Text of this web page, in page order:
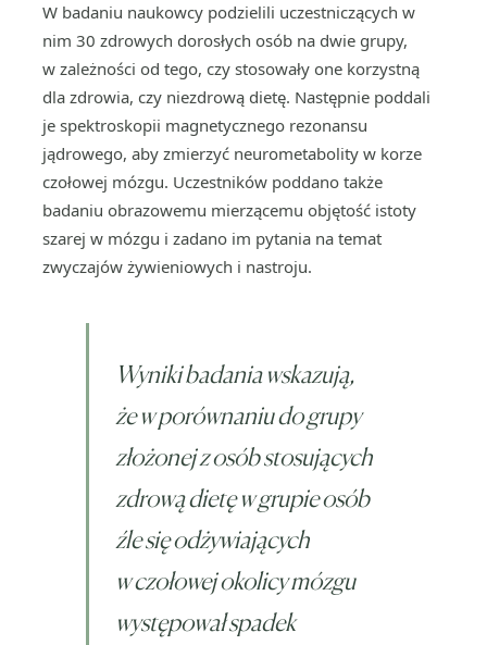
W badaniu naukowcy podzielili uczestniczących w
nim 30 zdrowych dorosłych osób na dwie grupy,
w zależności od tego, czy stosowały one korzystną
dla zdrowia, czy niezdrową dietę. Następnie poddali
je spektroskopii magnetycznego rezonansu
jądrowego, aby zmierzyć neurometabolity w korze
czołowej mózgu. Uczestników poddano także
badaniu obrazowemu mierzącemu objętość istoty
szarej w mózgu i zadano im pytania na temat
zwyczajów żywieniowych i nastroju.
Wyniki badania wskazują,
że w porównaniu do grupy
złożonej z osób stosujących
zdrową dietę w grupie osób
źle się odżywiających
w czołowej okolicy mózgu
występował spadek